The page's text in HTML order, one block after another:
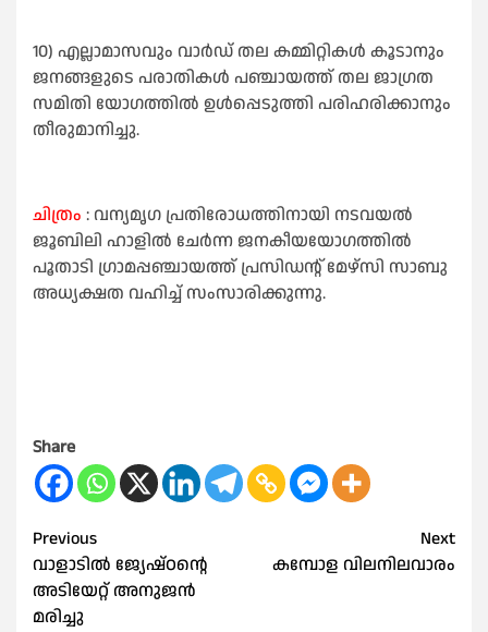
10) എല്ലാമാസവും വാർഡ് തല കമ്മിറ്റികൾ കൂടാനും
ജനങ്ങളുടെ പരാതികൾ പഞ്ചായത്ത് തല ജാഗ്രത
സമിതി യോഗത്തിൽ ഉൾപ്പെടുത്തി പരിഹരിക്കാനും
തീരുമാനിച്ചു.
ചിത്രം : വന്യമൃഗ പ്രതിരോധത്തിനായി നടവയൽ
ജൂബിലി ഹാളിൽ ചേർന്ന ജനകീയയോഗത്തിൽ
പൂതാടി ഗ്രാമപ്പഞ്ചായത്ത് പ്രസിഡന്റ് മേഴ്സി സാബു
അധ്യക്ഷത വഹിച്ച് സംസാരിക്കുന്നു.
Share
Post
navigation
Previous
വാളാടിൽ ജ്യേഷ്ഠന്റെ
അടിയേറ്റ് അനുജന്‍
മരിച്ചു
Next
കമ്പോള വിലനിലവാരം